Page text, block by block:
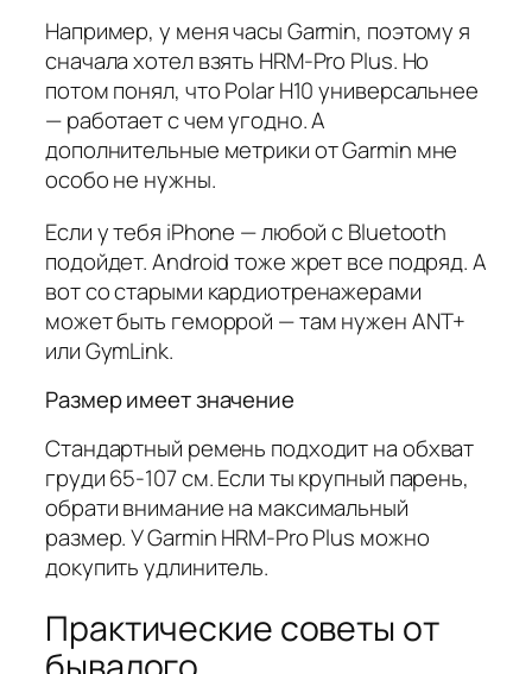
Например, у меня часы Garmin, поэтому я
сначала хотел взять HRM-Pro Plus. Но
потом понял, что Polar H10 универсальнее
— работает с чем угодно. А
дополнительные метрики от Garmin мне
особо не нужны.
Если у тебя iPhone — любой с Bluetooth
подойдет. Android тоже жрет все подряд. А
вот со старыми кардиотренажерами
может быть геморрой — там нужен ANT+
или GymLink.
Размер имеет значение
Стандартный ремень подходит на обхват
груди 65-107 см. Если ты крупный парень,
обрати внимание на максимальный
размер. У Garmin HRM-Pro Plus можно
докупить удлинитель.
Практические советы от